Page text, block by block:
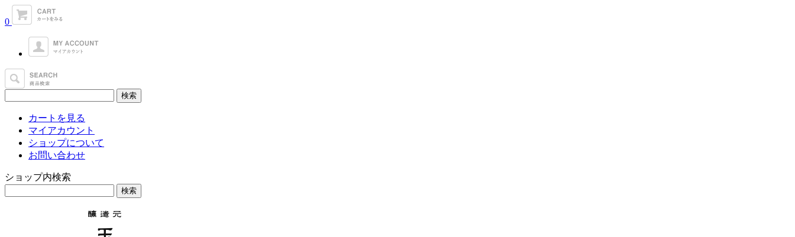
0
カートを見る
マイアカウント
ショップについて
お問い合わせ
ショップ内検索